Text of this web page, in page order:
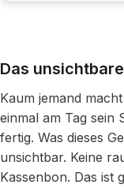
Das
Kaum jemand
einmal am Tag sein
fertig. Was dieses
unsichtbar. Keine
Kassenbon. Das ist